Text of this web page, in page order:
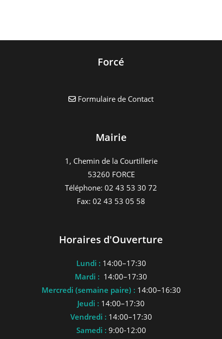
Forcé
Formulaire de Contact
Mairie
1, Chemin de la Courtillerie
53260 FORCE
Téléphone: 02 43 53 30 72
Fax: 02 43 53 05 58
Horaires d'Ouverture
Lundi : 14:00–17:30
Mardi : 14:00–17:30
Mercredi (semaine paire) : 14:00–16:30
Jeudi : 14:00–17:30
Vendredi : 14:00–17:30
Samedi : 9:00-12:00